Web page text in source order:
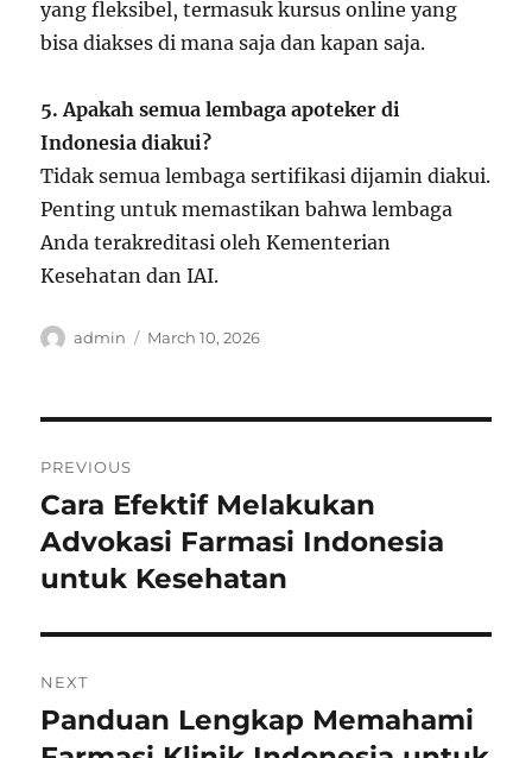
yang fleksibel, termasuk kursus online yang
bisa diakses di mana saja dan kapan saja.
5. Apakah semua lembaga apoteker di
Indonesia diakui?
Tidak semua lembaga sertifikasi dijamin diakui.
Penting untuk memastikan bahwa lembaga
Anda terakreditasi oleh Kementerian
Kesehatan dan IAI.
Author
admin
Posted
March 10, 2026
navigation
PREVIOUS
Previous
post:
Cara Efektif Melakukan
Advokasi Farmasi Indonesia
untuk Kesehatan
NEXT
Next
post:
Panduan Lengkap Memahami